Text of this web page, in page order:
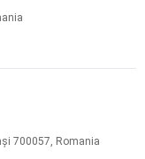
700057, Romania